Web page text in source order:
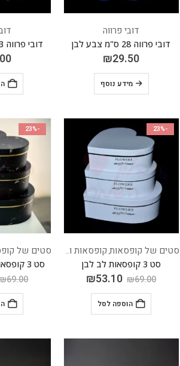
דובי פרווה
דובי פרווה 28 ס"מ צבע לבן
₪29.50
מידע נוסף
דובי פרווה 23 ס"מ צבע חום
-23%
סטים של קופסאות, קופסאות וציוד נלווה
סט 3 קופסאות לב לבן
₪69.00
₪53.10
הוספה לסל
-23%
סטים של
סט 3 קופסאות לב שחור שיש
69.00